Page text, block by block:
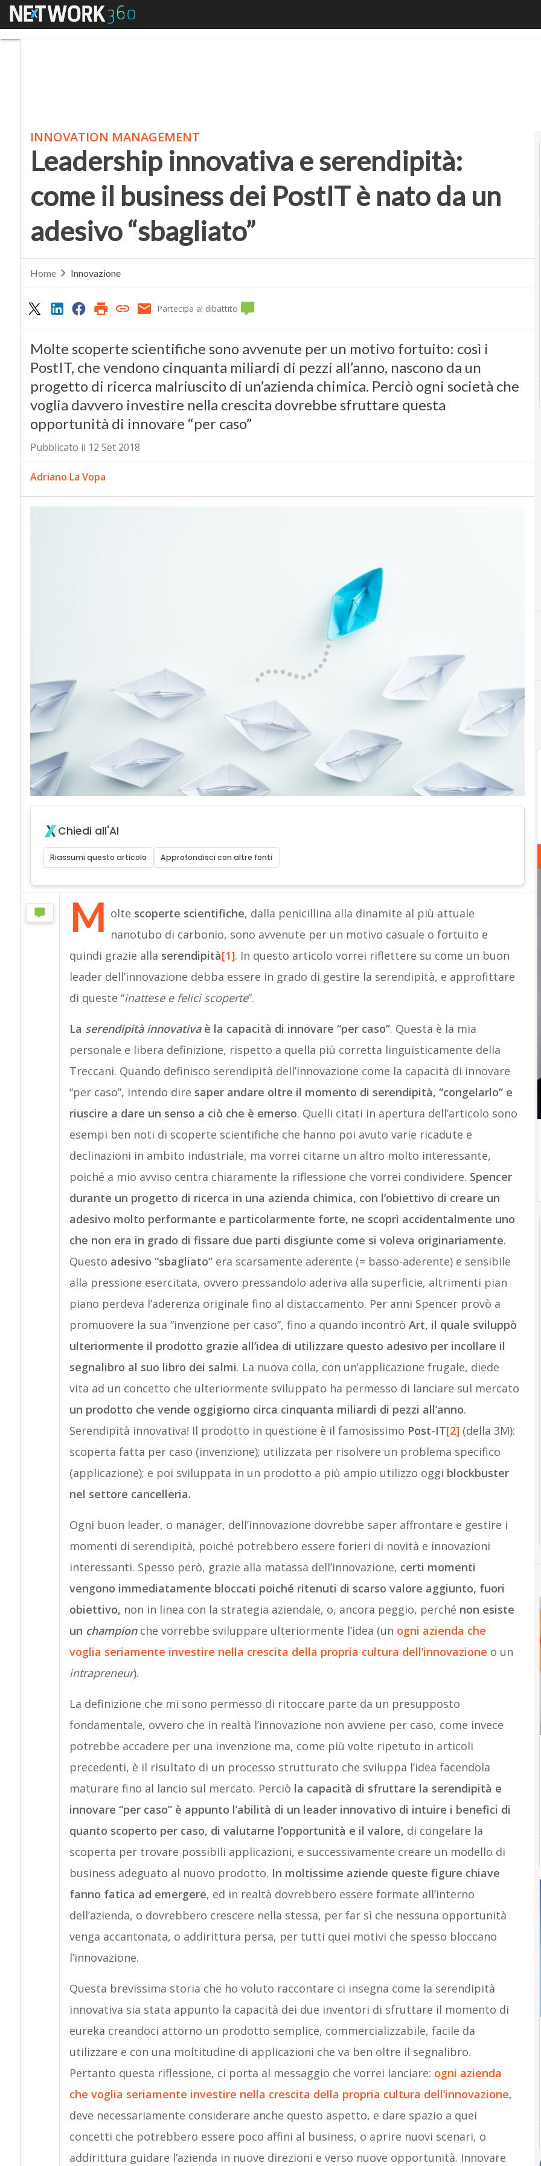
Menu Leadership innovativa e serendipità: come il business dei PostIT è nato da un
INNOVATION MANAGEMENT
Leadership innovativa e serendipità:
come il business dei PostIT è nato da un
adesivo “sbagliato”
Home Innovazione
Partecipa al dibattito
Molte scoperte scientifiche sono avvenute per un motivo fortuito: così i
PostIT, che vendono cinquanta miliardi di pezzi all’anno, nascono da un
progetto di ricerca malriuscito di un’azienda chimica. Perciò ogni società che
voglia davvero investire nella crescita dovrebbe sfruttare questa
opportunità di innovare “per caso”
Pubblicato il 12 Set 2018
Adriano La Vopa
Chiedi all'AI
Riassumi questo articolo Approfondisci con altre fonti
M olte scoperte scientifiche, dalla penicillina alla dinamite al più attuale
nanotubo di carbonio, sono avvenute per un motivo casuale o fortuito e
quindi grazie alla serendipità[1]. In questo articolo vorrei riflettere su come un buon
leader dell’innovazione debba essere in grado di gestire la serendipità, e approfittare
di queste “inattese e felici scoperte”.
La serendipità innovativaè la capacità di innovare “per caso”. Questa è la mia
personale e libera definizione, rispetto a quella più corretta linguisticamente della
Treccani. Quando definisco serendipità dell’innovazione come la capacità di innovare
“per caso”, intendo dire saper andare oltre il momento di serendipità, “congelarlo” e
riuscire a dare un senso a ciò che è emerso. Quelli citati in apertura dell’articolo sono
esempi ben noti di scoperte scientifiche che hanno poi avuto varie ricadute e
declinazioni in ambito industriale, ma vorrei citarne un altro molto interessante,
poiché a mio avviso centra chiaramente la riflessione che vorrei condividere. Spencer
durante un progetto di ricerca in una azienda chimica, con l’obiettivo di creare un
adesivo molto performante e particolarmente forte, ne scoprì accidentalmente uno
che non era in grado di fissare due parti disgiunte come si voleva originariamente.
Questo adesivo “sbagliato”era scarsamente aderente (= basso-aderente) e sensibile
alla pressione esercitata, ovvero pressandolo aderiva alla superficie, altrimenti pian
piano perdeva l’aderenza originale fino al distaccamento. Per anni Spencer provò a
promuovere la sua “invenzione per caso”, fino a quando incontrò Art, il quale sviluppò
ulteriormente il prodotto grazie all’idea di utilizzare questo adesivo per incollare il
segnalibro al suo libro dei salmi. La nuova colla, con un’applicazione frugale, diede
vita ad un concetto che ulteriormente sviluppato ha permesso di lanciare sul mercato
un prodotto che vende oggigiorno circa cinquanta miliardi di pezzi all’anno.
Serendipità innovativa! Il prodotto in questione è il famosissimo Post-IT[2](della 3M):
scoperta fatta per caso (invenzione); utilizzata per risolvere un problema specifico
(applicazione); e poi sviluppata in un prodotto a più ampio utilizzo oggi blockbuster
nel settore cancelleria.
Ogni buon leader, o manager, dell’innovazione dovrebbe saper affrontare e gestire i
momenti di serendipità, poiché potrebbero essere forieri di novità e innovazioni
interessanti. Spesso però, grazie alla matassa dell’innovazione, certi momenti
vengono immediatamente bloccati poiché ritenuti di scarso valore aggiunto, fuori
obiettivo, non in linea con la strategia aziendale, o, ancora peggio, perché non esiste
un champion che vorrebbe sviluppare ulteriormente l’idea (un ogni azienda che
voglia seriamente investire nella crescita della propria cultura dell’innovazione o un
intrapreneur).
La definizione che mi sono permesso di ritoccare parte da un presupposto
fondamentale, ovvero che in realtà l’innovazione non avviene per caso, come invece
potrebbe accadere per una invenzione ma, come più volte ripetuto in articoli
precedenti, è il risultato di un processo strutturato che sviluppa l’idea facendola
maturare fino al lancio sul mercato. Perciò la capacità di sfruttare la serendipità e
innovare “per caso” è appunto l’abilità di un leader innovativo di intuire i benefici di
quanto scoperto per caso, di valutarne l’opportunità e il valore, di congelare la
scoperta per trovare possibili applicazioni, e successivamente creare un modello di
business adeguato al nuovo prodotto. In moltissime aziende queste figure chiave
fanno fatica ad emergere, ed in realtà dovrebbero essere formate all’interno
dell’azienda, o dovrebbero crescere nella stessa, per far sì che nessuna opportunità
venga accantonata, o addirittura persa, per tutti quei motivi che spesso bloccano
l’innovazione.
Questa brevissima storia che ho voluto raccontare ci insegna come la serendipità
innovativa sia stata appunto la capacità dei due inventori di sfruttare il momento di
eureka creandoci attorno un prodotto semplice, commercializzabile, facile da
utilizzare e con una moltitudine di applicazioni che va ben oltre il segnalibro.
Pertanto questa riflessione, ci porta al messaggio che vorrei lanciare: ogni azienda
che voglia seriamente investire nella crescita della propria cultura dell’innovazione,
deve necessariamente considerare anche questo aspetto, e dare spazio a quei
concetti che potrebbero essere poco affini al business, o aprire nuovi scenari, o
addirittura guidare l’azienda in nuove direzioni e verso nuove opportunità. Innovare